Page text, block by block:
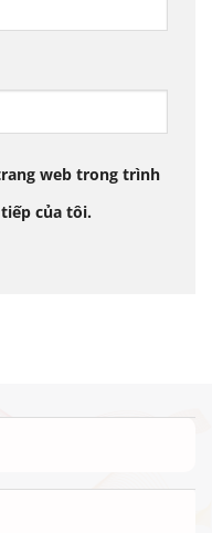
web trong trình
của tôi.